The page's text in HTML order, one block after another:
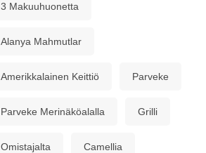
3 Makuuhuonetta
Alanya Mahmutlar
Amerikkalainen Keittiö Parveke
Parveke Merinäköalalla Grilli
Omistajalta Camellia